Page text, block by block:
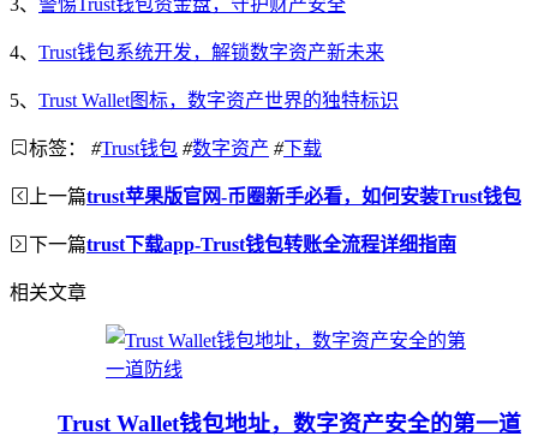
3、 警惕Trust钱包资金盘，守护财产安全
4、 Trust钱包系统开发，解锁数字资产新未来
5、 Trust Wallet图标，数字资产世界的独特标识
标签： #Trust钱包 #数字资产 #下载
上一篇trust苹果版官网-币圈新手必看，如何安装Trust钱包
下一篇trust下载app-Trust钱包转账全流程详细指南
相关文章
Trust Wallet钱包地址，数字资产安全的第一道